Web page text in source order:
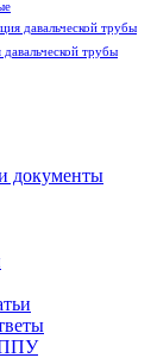
трубы
документы
ППУ